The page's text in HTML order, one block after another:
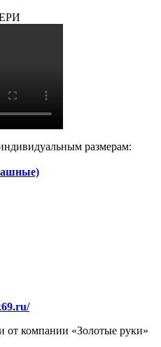
размерам:
от компании «Золотые руки»